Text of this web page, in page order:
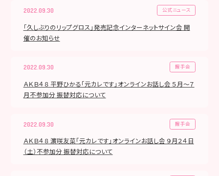
2022.09.30 公式ニュース
「久しぶりのリップグロス」発売記念インターネットサイン会 開
催のお知らせ
2022.09.30 握手会
ＡＫＢ４８ 平野ひかる「元カレです」オンラインお話し会 ５月～７
月不参加分 振替対応について
2022.09.30 握手会
ＡＫＢ４８ 濵咲友菜「元カレです」オンラインお話し会 ９月２４日
（土）不参加分 振替対応について